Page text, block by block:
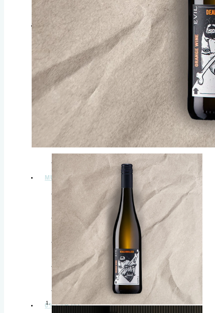
VALMIIT JUOMAPAKETIT
ALKOHOLITTOMAT SPIRITIT
KAIKKI SPIRITIT
Alkoholittomat GINIT & TEQUILAT
Alkoholittomat VISKIT & ROMMIT
Alkoholittomat LIKÖÖRIT & KATKEROT
VALMIIT JUOMASEKOITUKSET
VALMIIT JUOMAPAKETIT
MUUT
HALAL حلال
KUOHUVAT TEET
VALMIIT JUOMASEKOITUKSET
VALMIIT JUOMAPAKETIT
VEDET
0% LAHJAT